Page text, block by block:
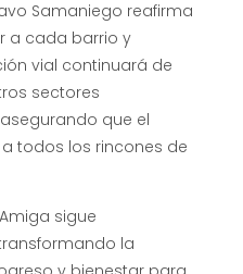
Samaniego reafirma
a cada barrio y
vial continuará de
sectores
que el
todos los rincones de
sigue
la